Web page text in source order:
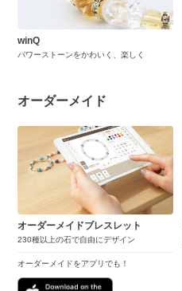
winQ
パワーストーンをかわいく、楽しく
オーダーメイド
オーダーメイドブレスレット
230種以上の石で自由にデザイン
オーダーメイドをアプリでも！